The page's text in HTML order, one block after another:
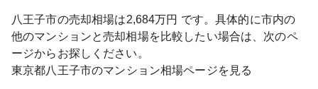
八王子市の売却相場は2,684万円 です。具体的に市内の
他のマンションと売却相場を比較したい場合は、次のペ
ージからお探しください。
東京都八王子市のマンション相場ページを見る